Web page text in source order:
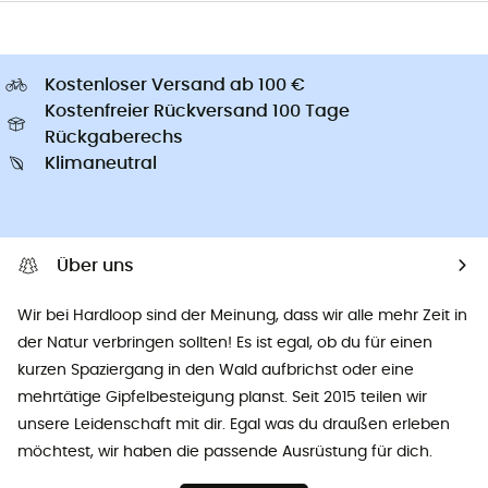
Kostenloser Versand ab 100 €
Kostenfreier Rückversand 100 Tage
Rückgaberechs
Klimaneutral
Über uns
Wir bei Hardloop sind der Meinung, dass wir alle mehr Zeit in
der Natur verbringen sollten! Es ist egal, ob du für einen
kurzen Spaziergang in den Wald aufbrichst oder eine
mehrtätige Gipfelbesteigung planst. Seit 2015 teilen wir
unsere Leidenschaft mit dir. Egal was du draußen erleben
möchtest, wir haben die passende Ausrüstung für dich.